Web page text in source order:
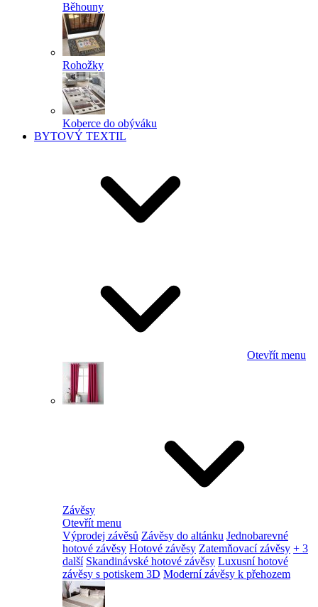
Běhouny
Rohožky
Koberce do obýváku
BYTOVÝ TEXTIL
Otevřít menu
Závěsy
Otevřít menu
Výprodej závěsů Závěsy do altánku Jednobarevné
hotové závěsy Hotové závěsy Zatemňovací závěsy + 3
další Skandinávské hotové závěsy Luxusní hotové
závěsy s potiskem 3D Moderní závěsy k přehozem